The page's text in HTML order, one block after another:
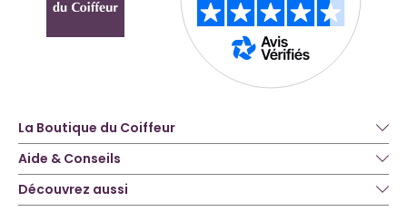
La Boutique du Coiffeur
Aide & Conseils
Découvrez aussi